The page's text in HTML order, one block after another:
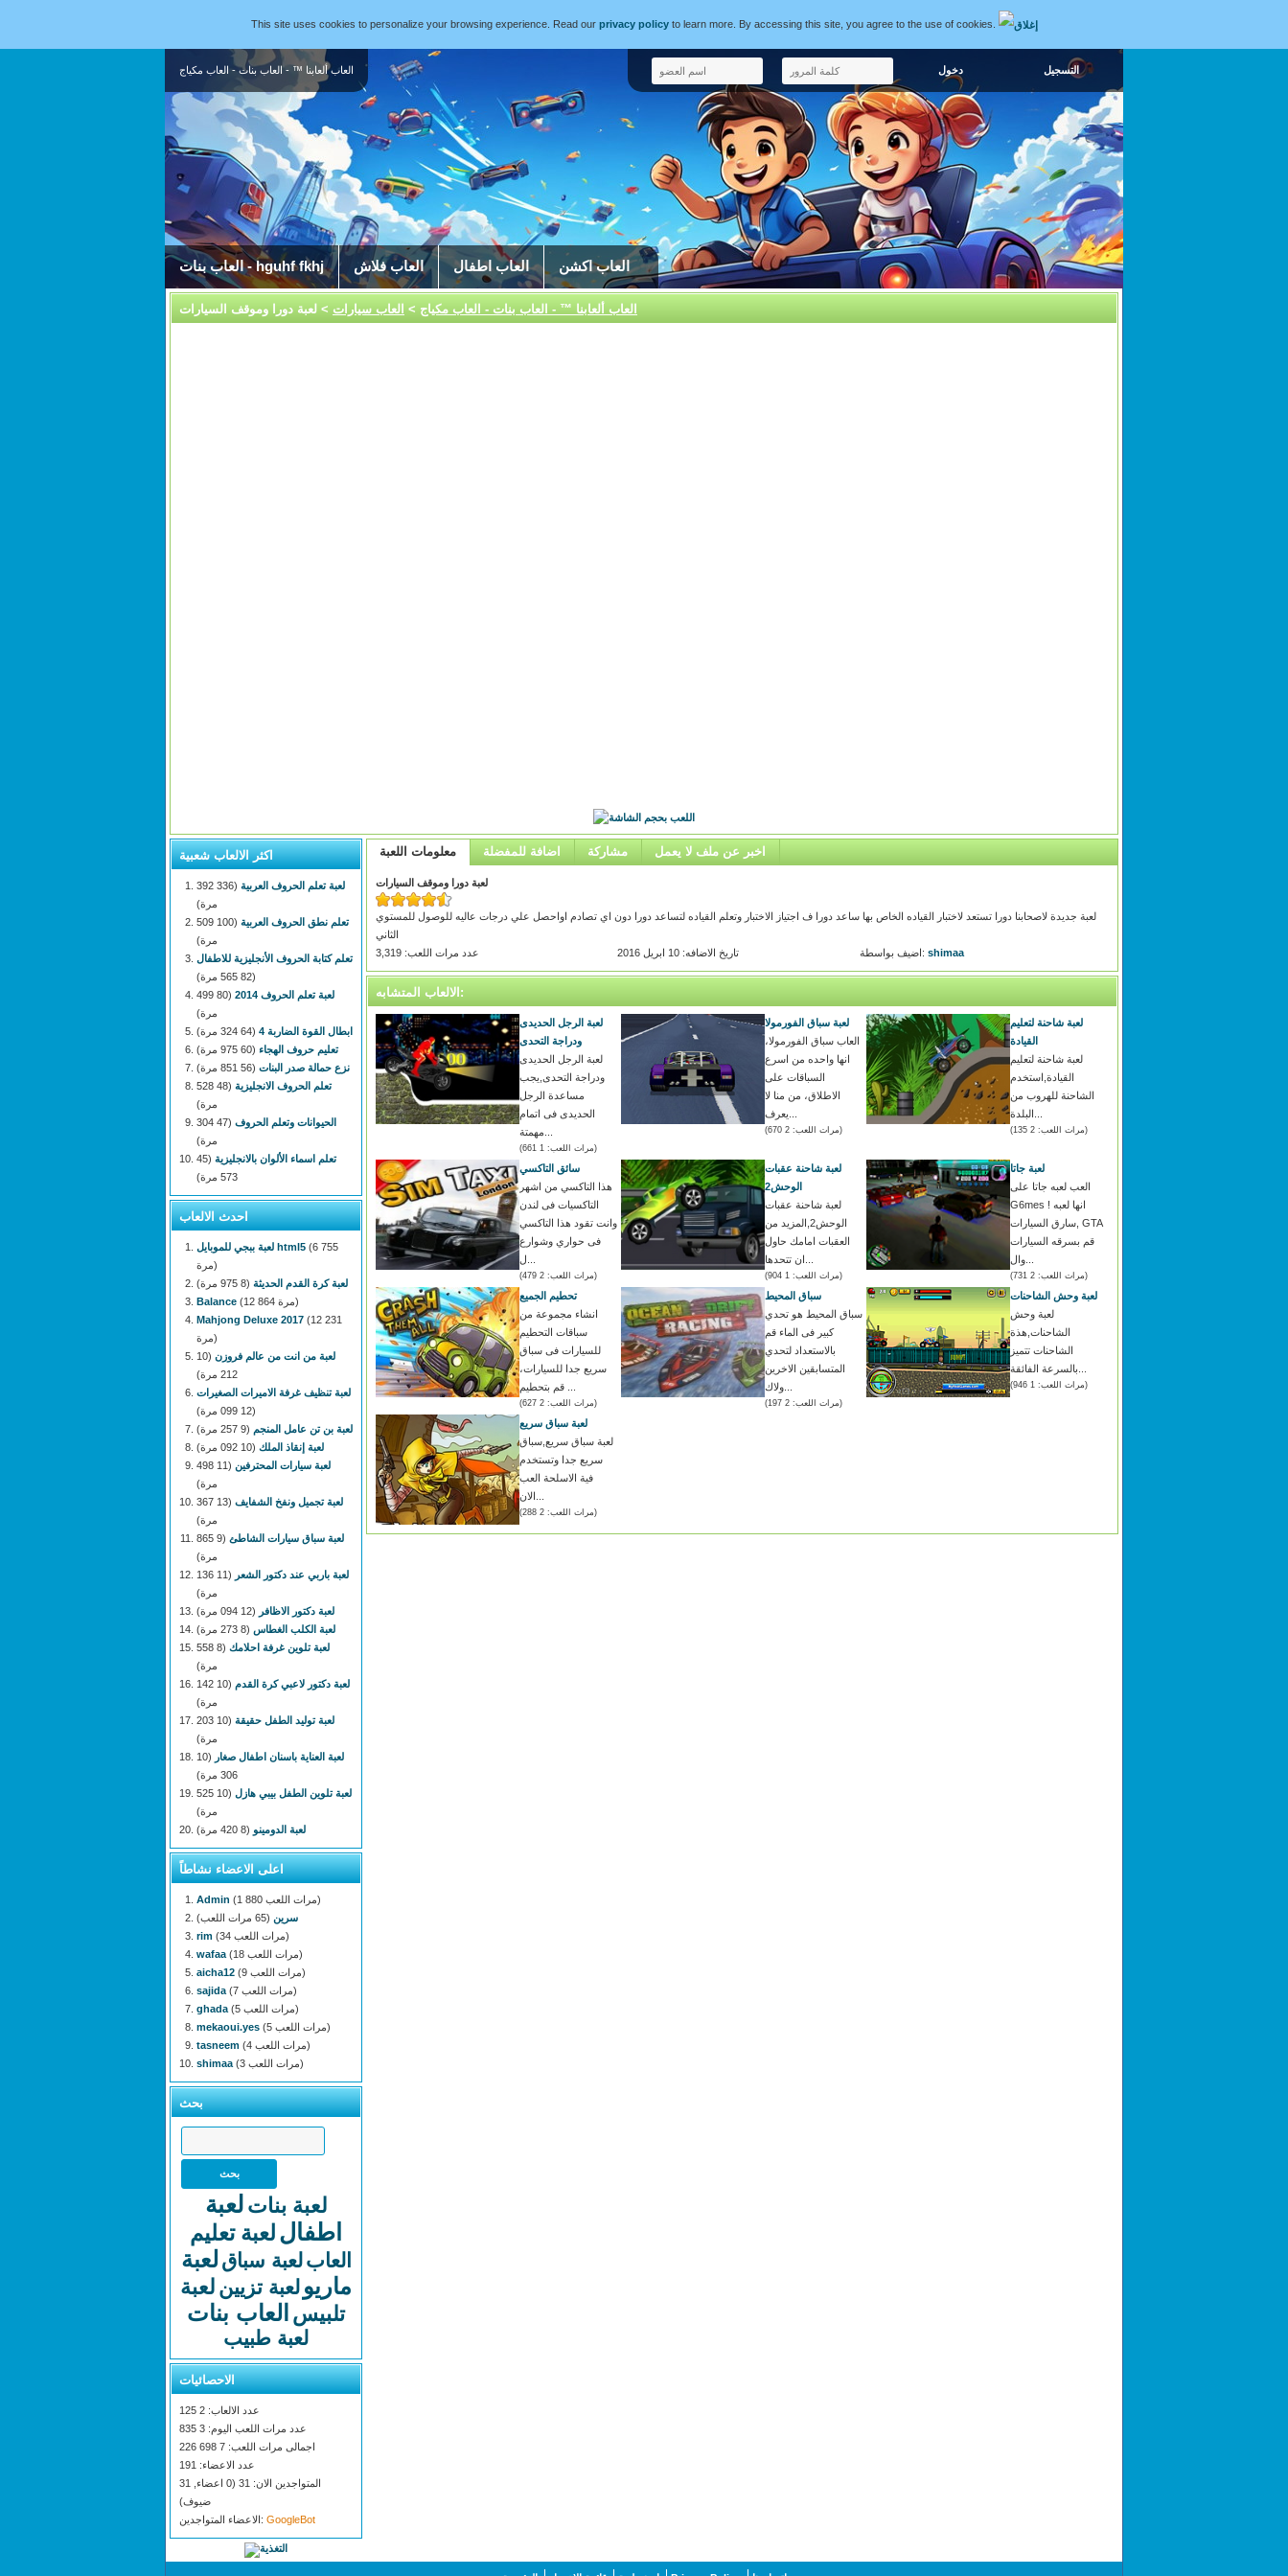
This site uses cookies to personalize your browsing experience. Read our privacy policyto learn more. By accessing this site, you agree to the use of cookies.
العاب ألعابنا ™ - العاب بنات - العاب مكياج التسجيل
العاب بنات - hguhf fkhj العاب فلاش العاب اطفال العاب اكشن
العاب ألعابنا ™ - العاب بنات - العاب مكياج > العاب سيارات > لعبة دورا وموقف السيارات
معلومات اللعبة اضافة للمفضلة مشاركة اخبر عن ملف لا يعمل
لعبة دورا وموقف السيارات
لعبة جديدة لاصحابنا دورا تستعد لاختبار القياده الخاص بها ساعد دورا ف اجتياز الاختبار وتعلم القياده لتساعد دورا دون اي تصادم اواحصل علي درجات عاليه للوصول للمستوي
الثاني
عدد مرات اللعب: 3,319
تاريخ الاضافه: 10 ابريل 2016 اضيف بواسطة: shimaa
الالعاب المتشابه:
لعبة الرجل الحديدى
ودراجة التحدى
لعبة الرجل الحديدى
ودراجة التحدى,يجب
مساعدة الرجل
الحديدى فى اتمام
(مرات اللعب: 1 661)
لعبة سباق الفورمولا
العاب سباق الفورمولا،
انها واحده من اسرع
السباقات على
الاطلاق، من منا لا
(مرات اللعب: 2 670)
لعبة شاحنة لتعليم
القيادة
لعبة شاحنة لتعليم
القيادة,استخدم
الشاحنة للهروب من
(مرات اللعب: 2 135)
سائق التاكسي
هذا التاكسي من اشهر
التاكسيات فى لندن
وانت تقود هذا التاكسي
فى حواري وشوارع
(مرات اللعب: 2 479)
لعبة شاحنة عقبات
الوحش2
لعبة شاحنة عقبات
الوحش2,المزيد من
العقبات امامك حاول
(مرات اللعب: 1 904)
لعبة جاتا
العب لعبه جاتا على
G6mes ! انها لعبه
سارق السيارات, GTA
قم بسرقه السيارات
(مرات اللعب: 2 731)
تحطيم الجميع
انشاء مجموعة من
سباقات التحطيم
للسيارات فى سباق
سريع جدا للسيارات،
(مرات اللعب: 2 627)
سباق المحيط
سباق المحيط هو تحدي
كبير فى الماء قم
بالاستعداد لتحدي
المتسابقين الاخرين
(مرات اللعب: 2 197)
لعبة وحش الشاحنات
لعبة وحش
الشاحنات,هذة
الشاحنات تتميز
(مرات اللعب: 1 946)
لعبة سباق سريع
لعبة سباق سريع,سباق
سريع جدا وتستخدم
فية الاسلحة العب
(مرات اللعب: 2 288)
اكثر الالعاب شعبية
لعبة تعلم الحروف العربية
(336 392
مرة)
تعلم نطق الحروف العربية
(100 509
مرة)
تعلم كتابة الحروف الأنجليزية للاطفال
(82 565 مرة)
لعبة تعلم الحروف 2014
(80 499
مرة)
ابطال القوة الضاربة 4
(64 324 مرة)
تعليم حروف الهجاء (60 975 مرة)
نزع حمالة صدر البنات (56 851 مرة)
تعلم الحروف الانجليزية
(48 528
مرة)
الحيوانات وتعلم الحروف
(47 304
مرة)
تعلم اسماء الألوان بالانجليزية (45
573 مرة)
احدث الالعاب
لعبة ببجي للموبايل html5 (6 755
مرة)
لعبة كرة القدم الحديثة (8 975 مرة)
Balance
(12 864 مرة)
Mahjong Deluxe 2017 (12 231
مرة)
لعبة من انت من عالم فروزن (10
212 مرة)
لعبة تنظيف غرفة الاميرات الصغيرات
(12 099 مرة)
لعبة بن تن عامل المنجم (9 257 مرة)
لعبة إنقاذ الملك (10 092 مرة)
لعبة سيارات المحترفين
(11 498
مرة)
لعبة تجميل ونفخ الشفايف
(13 367
مرة)
لعبة سباق سيارات الشاطئ
(9 865
مرة)
لعبة باربي عند دكتور الشعر
(11 136
مرة)
لعبة دكتور الاظافر (12 094 مرة)
لعبة الكلب الغطاس (8 273 مرة)
لعبة تلوين غرفة احلامك
(8 558
مرة)
لعبة دكتور لاعبي كرة القدم
(10 142
مرة)
لعبة توليد الطفل حقيقة
(10 203
مرة)
لعبة العناية باسنان اطفال صغار
(10
306 مرة)
لعبة تلوين الطفل بيبي هازل
(10 525
مرة)
لعبة الدومينو (8 420 مرة)
اعلى الاعضاء نشاطاً
Admin
(1 880 مرات اللعب)
سرين (65 مرات اللعب)
rim
(34 مرات اللعب)
wafaa
(18 مرات اللعب)
aicha12
(9 مرات اللعب)
sajida
(7 مرات اللعب)
ghada
(5 مرات اللعب)
mekaoui.yes
(5 مرات اللعب)
tasneem
(4 مرات اللعب)
shimaa
(3 مرات اللعب)
بحث
لعبة بنات لعبة
اطفاللعبة تعليم
العابلعبة سباق لعبة
ماريو لعبة تزيين لعبة
تلبيس العاب بنات
لعبة طبيب
الاحصائيات
عدد الالعاب: 2 125
عدد مرات اللعب اليوم: 3 835
اجمالى مرات اللعب: 7 698 226
عدد الاعضاء: 191
المتواجدين الان: 31 (0 اعضاء, 31
ضيوف)
الاعضاء المتواجدين: GoogleBot